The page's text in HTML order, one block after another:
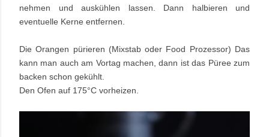
nehmen und auskühlen lassen. Dann halbieren und
eventuelle Kerne entfernen.
Die Orangen pürieren (Mixstab oder Food Prozessor) Das
kann man auch am Vortag machen, dann ist das Püree zum
backen schon gekühlt.
Den Ofen auf 175°C vorheizen.